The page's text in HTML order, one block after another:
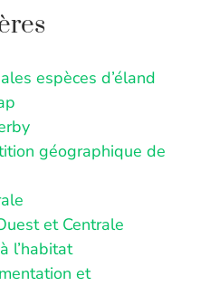
espèces d’éland
géographique de
et Centrale
l’habitat
et